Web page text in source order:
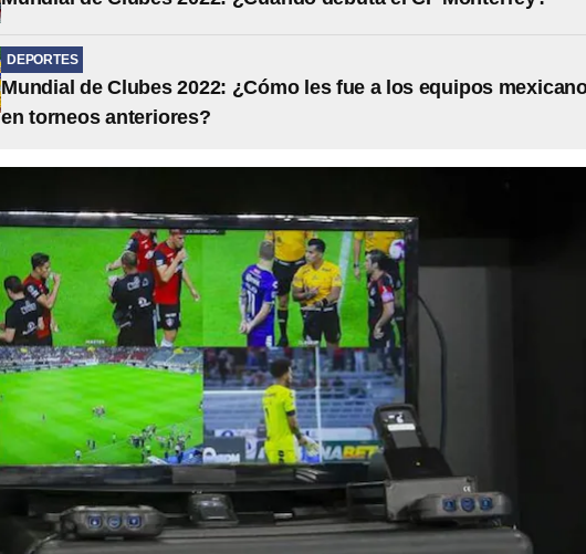
DEPORTES
Mundial de Clubes 2022: ¿Cómo les fue a los equipos
en torneos anteriores?